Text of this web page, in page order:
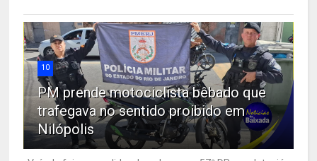
10
PM prende motociclista bêbado que
trafegava no sentido proibido em
Nilópolis